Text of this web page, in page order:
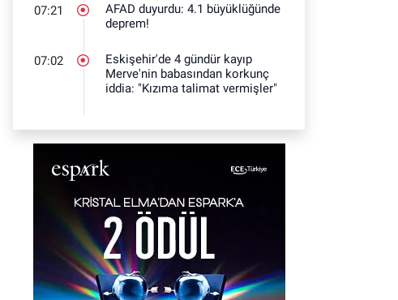
07:21
AFAD duyurdu: 4.1 büyüklüğünde
deprem!
07:02
Eskişehir'de 4 gündür kayıp
Merve'nin babasından korkunç
iddia: "Kızıma talimat vermişler"